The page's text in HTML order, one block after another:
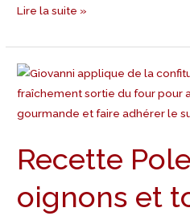
Lire la suite »
Recette
oignons et
Recette
Polenta
aux
et
tomates
confites